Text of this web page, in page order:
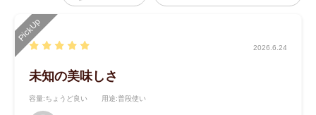
2026.6.24
未知の美味しさ
容量:ちょうど良い 用途:普段使い